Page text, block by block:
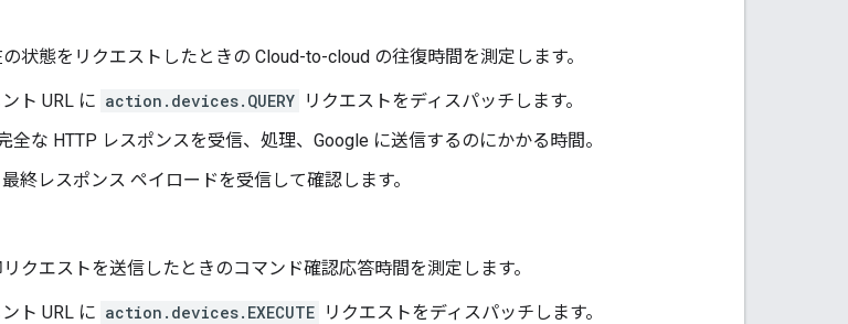
状態をリクエストしたときの Cloud-to-cloud の往復時間を測定します。
ト URL に action.devices.QUERY リクエストをディスパッチします。
全な HTTP レスポンスを受信、処理、Google に送信するのにかかる時間。
終レスポンス ペイロードを受信して確認します。
クエストを送信したときのコマンド確認応答時間を測定します。
ト URL に action.devices.EXECUTE リクエストをディスパッチします。